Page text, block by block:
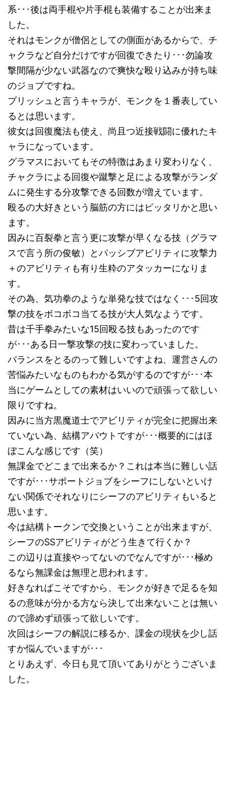
楽天トラベルでclick
Yahooショッピングでclick
セブンネットでclick
系･･･後は両手棍や片手棍も装備することが出来ま
した。
それはモンクが僧侶としての側面があるからで、チ
ャクラなど自分だけですが回復できたり･･･勿論攻
撃間隔が少ない武器なので爽快な殴り込みが持ち味
のジョブですね。
プリッシュと言うキャラが、モンクを１番表してい
るとは思います。
彼女は回復魔法も使え、尚且つ近接戦闘に優れたキ
ャラになっています。
グラマスにおいてもその特徴はあまり変わりなく、
チャクラによる回復や蹴撃と足による攻撃がランダ
ムに発生する分攻撃できる回数が増えています。
殴るの大好きという脳筋の方にはピッタリかと思い
ます。
因みに百裂拳と言う更に攻撃が早くなる技（グラマ
スで言う所の俊敏）とパッシブアビリティに攻撃力
＋のアビリティも有り生粋のアタッカーになりま
す。
その為、気功拳のような単発な技ではなく･･･5回攻
撃の技をボコボコ当てる技が大人気なようです。
昔は千手拳みたいな15回殴る技もあったのです
が･･･ある日一撃攻撃の技に変わっていました。
バランスをとるのって難しいですよね、運営さんの
苦悩みたいなものもわかる気がするのですが･･･本
当にゲームとしての素材はいいので頑張って欲しい
限りですね。
因みに当方黒魔道士でアビリティが完全に把握出来
ていない為、結構アバウトですが･･･概要的にはほ
ぼこんな感じです（笑）
無課金でどこまで出来るか？これは本当に難しい話
ですが･･･サポートジョブをシーフにしないといけ
ない関係でそれなりにシーフのアビリティもいると
思います。
今は結構トークンで交換ということが出来ますが、
シーフのSSアビリティがどう生きて行くか？
この辺りは直接やってないのでなんですが･･･極め
るなら無課金は無理と思われます。
好きなればこそですから、モンクが好きで足るを知
るの意味が分かる方なら決して出来ないことは無い
ので諦めず頑張って欲しいです。
次回はシーフの解説に移るか、課金の現状を少し話
すか悩んでいますが･･･
とりあえず、今日も見て頂いてありがとうございま
した。